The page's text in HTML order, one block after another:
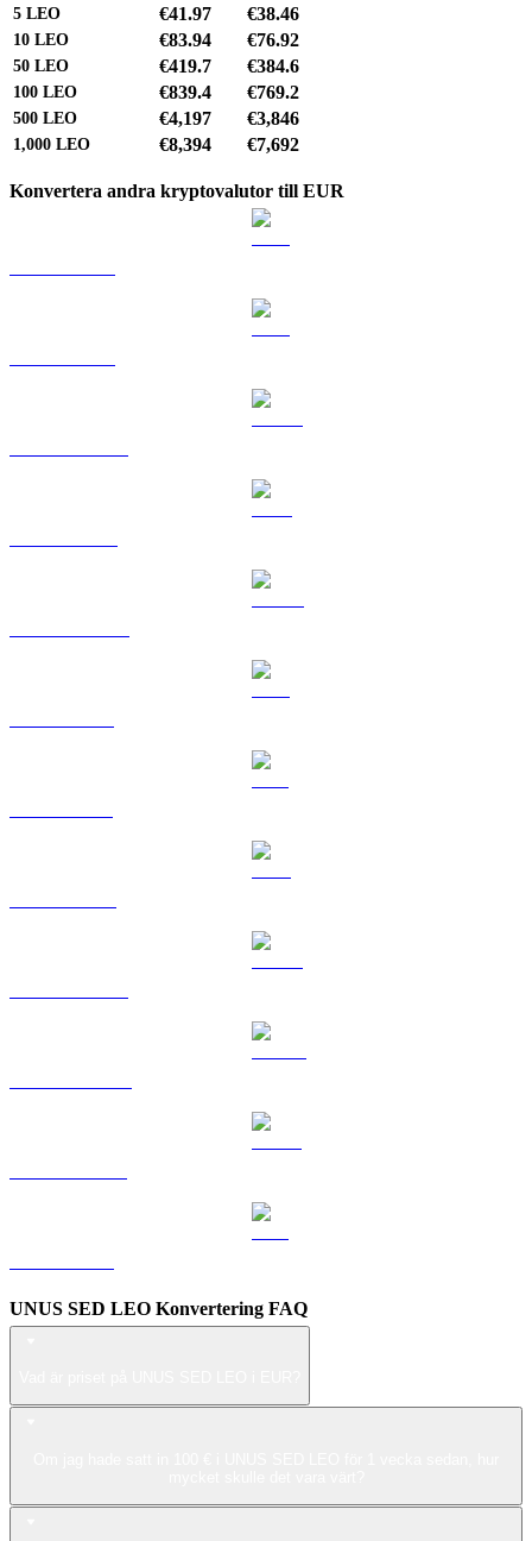
5 LEO €41.97 €38.46
10 LEO €83.94 €76.92
50 LEO €419.7 €384.6
100 LEO €839.4 €769.2
500 LEO €4,197 €3,846
1,000 LEO €8,394 €7,692
Konvertera andra kryptovalutor till EUR
UNUS SED LEO Konvertering FAQ